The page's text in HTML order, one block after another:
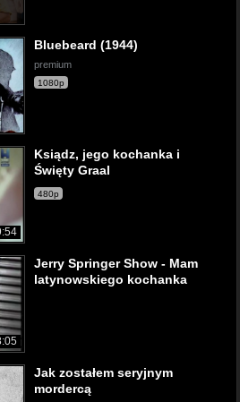
Bluebeard (1944)
premium
1080p
Ksiądz, jego kochanka i
Święty Graal
480p
Jerry Springer Show - Mam
latynowskiego kochanka
Jak zostałem seryjnym
mordercą